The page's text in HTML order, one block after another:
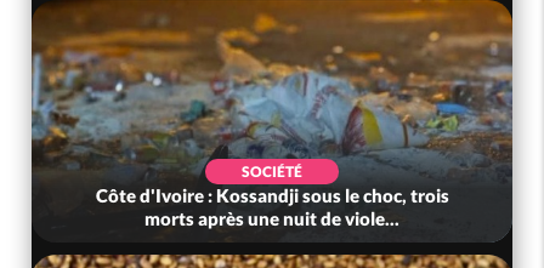
SOCIÉTÉ
Côte d'Ivoire : Kossandji sous le choc, trois
morts après une nuit de viole...